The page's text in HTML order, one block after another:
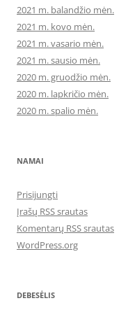
2021 m. balandžio mėn.
2021 m. kovo mėn.
2021 m. vasario mėn.
2021 m. sausio mėn.
2020 m. gruodžio mėn.
2020 m. lapkričio mėn.
2020 m. spalio mėn.
NAMAI
Prisijungti
Įrašų RSS srautas
Komentarų RSS srautas
WordPress.org
DEBESĖLIS